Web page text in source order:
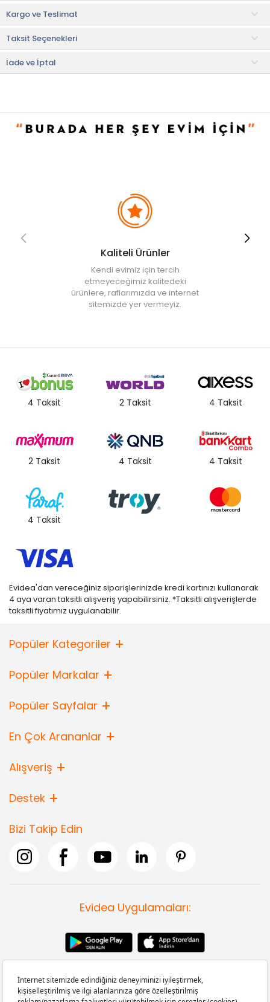
Leke ve kırışmaya dayanıklı nitelikleri ile dökülenleri temizlemeyi
kolaylaştırır.
Ürün İçeriği
• Peçete: 16 adet
• Not:Bu fiyat perakende satışlar için belirlenmiştir. Toplu alımlar
Kargo ve Teslimat
Taksit Seçenekleri
İade ve İptal
Kaliteli Ürünler
Kendi evimiz için tercih
etmeyeceğimiz kalitedeki
ürünlere, raflarımızda ve internet
sitemizde yer vermeyiz.
4 Taksit 2 Taksit 4 Taksit
2 Taksit 4 Taksit 4 Taksit
4 Taksit
Evidea'dan vereceğiniz siparişlerinizde kredi kartınızı kullanarak
4 aya varan taksitli alışveriş yapabilirsiniz. *Taksitli alışverişlerde
taksitli fiyatımız uygulanabilir.
Popüler Kategoriler
Popüler Markalar
Popüler Sayfalar
En Çok Arananlar
Alışveriş
Destek
Bizi Takip Edin
Evidea Uygulamaları: